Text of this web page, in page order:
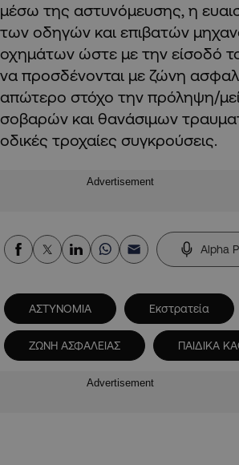
μέσω της αστυνόμευσης, η
των οδηγών και επιβατών
οχημάτων ώστε με την είσοδό
να προσδένονται με ζώνη
απώτερο στόχο την πρόληψη/
σοβαρών και θανάσιμων
οδικές τροχαίες συγκρούσεις.
Advertisement
Alpha
ΑΣΤΥΝΟΜΙΑ Εκστρατεία
ΖΩΝΗ ΑΣΦΑΛΕΙΑΣ ΠΑΙΔΙΚΑ
Advertisement